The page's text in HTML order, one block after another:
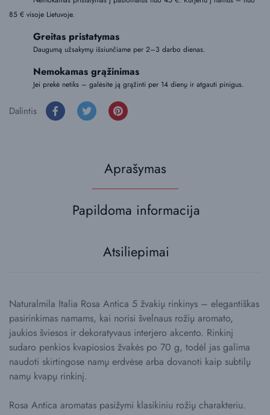
85 € visoje Lietuvoje.
Greitas pristatymas
Daugumą užsakymų išsiunčiame per 2–3 darbo dienas.
Nemokamas grąžinimas
Jei prekė netiks – galėsite ją grąžinti per 14 dienų ir atgauti pinigus.
Dalintis
Aprašymas
Papildoma informacija
Atsiliepimai
Naturalmila Italia Rosa Antica 5 žvakių rinkinys – elegantiškas
pasirinkimas namams, kai norisi švelnaus rožių aromato,
jaukios šviesos ir dekoratyvaus interjero akcento. Rinkinį
sudaro penkios kvapiosios žvakės po 70 g, todėl jas galima
naudoti skirtingose namų erdvėse arba dovanoti kaip subtilų
namų kvapų rinkinį.
Rosa Antica aromatas pasižymi klasikiniu rožių charakteriu.